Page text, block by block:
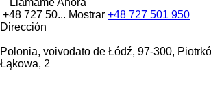
+48 727 50... Mostrar +48 727 501 950
Dirección
Polonia, voivodato de Łódź, 97-300,
Łąkowa, 2